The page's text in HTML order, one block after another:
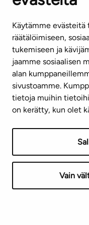
Käytämme evästeitä
räätälöimiseen,
tukemiseen ja
jaamme sosiaalisen
alan
sivustoamme.
tietoja muihin
on kerätty, kun olet
Vain